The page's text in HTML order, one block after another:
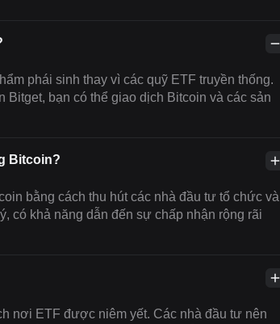
phái sinh thay vì các quỹ ETF truyền thống.
bạn có thể giao dịch Bitcoin và các sản
Bitcoin?
bằng cách thu hút các nhà đầu tư tổ chức và
có khả năng dẫn đến sự chấp nhận rộng rãi
nơi ETF được niêm yết. Các nhà đầu tư nên